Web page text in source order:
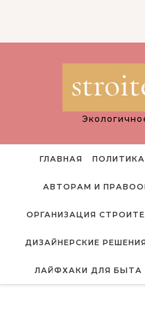
ГЛАВНАЯ
АВТОРАМ И
ОРГАНИЗАЦИЯ
ДИЗАЙНЕРСКИЕ РЕШЕНИЯ
ЛАЙФХАКИ ДЛЯ БЫТА